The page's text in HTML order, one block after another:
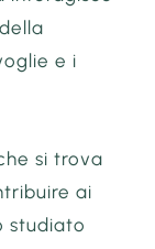
e i
si trova
ai
studiato